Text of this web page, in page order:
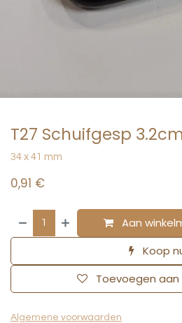
T27 Schuifgesp
34 x 41 mm
0,91 €
Aan
Koop
Toevoegen aan
Algemene voorwaarden